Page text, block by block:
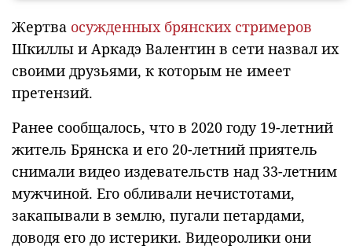
Жертва осужденных брянских стримеров
Шкиллы и Аркадэ Валентин в сети назвал их
своими друзьями, к которым не имеет
претензий.
Ранее сообщалось, что в 2020 году 19-летний
житель Брянска и его 20-летний приятель
снимали видео издевательств над 33-летним
мужчиной. Его обливали нечистотами,
закапывали в землю, пугали петардами,
доводя его до истерики. Видеоролики они